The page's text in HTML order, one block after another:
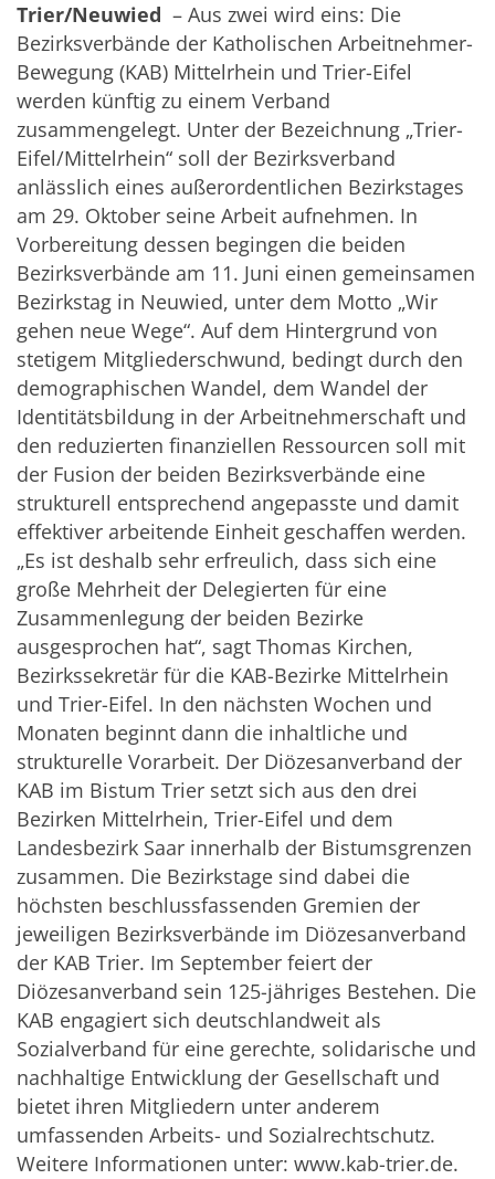
Trier/Neuwied – Aus zwei wird eins: Die
Bezirksverbände der Katholischen Arbeitnehmer-
Bewegung (KAB) Mittelrhein und Trier-Eifel
werden künftig zu einem Verband
zusammengelegt. Unter der Bezeichnung „Trier-
Eifel/Mittelrhein“ soll der Bezirksverband
anlässlich eines außerordentlichen Bezirkstages
am 29. Oktober seine Arbeit aufnehmen. In
Vorbereitung dessen begingen die beiden
Bezirksverbände am 11. Juni einen gemeinsamen
Bezirkstag in Neuwied, unter dem Motto „Wir
gehen neue Wege“. Auf dem Hintergrund von
stetigem Mitgliederschwund, bedingt durch den
demographischen Wandel, dem Wandel der
Identitätsbildung in der Arbeitnehmerschaft und
den reduzierten finanziellen Ressourcen soll mit
der Fusion der beiden Bezirksverbände eine
strukturell entsprechend angepasste und damit
effektiver arbeitende Einheit geschaffen werden.
„Es ist deshalb sehr erfreulich, dass sich eine
große Mehrheit der Delegierten für eine
Zusammenlegung der beiden Bezirke
ausgesprochen hat“, sagt Thomas Kirchen,
Bezirkssekretär für die KAB-Bezirke Mittelrhein
und Trier-Eifel. In den nächsten Wochen und
Monaten beginnt dann die inhaltliche und
strukturelle Vorarbeit. Der Diözesanverband der
KAB im Bistum Trier setzt sich aus den drei
Bezirken Mittelrhein, Trier-Eifel und dem
Landesbezirk Saar innerhalb der Bistumsgrenzen
zusammen. Die Bezirkstage sind dabei die
höchsten beschlussfassenden Gremien der
jeweiligen Bezirksverbände im Diözesanverband
der KAB Trier. Im September feiert der
Diözesanverband sein 125-jähriges Bestehen. Die
KAB engagiert sich deutschlandweit als
Sozialverband für eine gerechte, solidarische und
nachhaltige Entwicklung der Gesellschaft und
bietet ihren Mitgliedern unter anderem
umfassenden Arbeits- und Sozialrechtschutz.
Weitere Informationen unter: www.kab-trier.de.